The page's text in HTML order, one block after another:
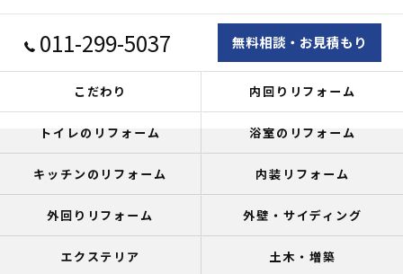
011-299-5037 無料相談・お見積もり
こだわり 内回りリフォーム
トイレのリフォーム 浴室のリフォーム
キッチンのリフォーム 内装リフォーム
外回りリフォーム 外壁・サイディング
エクステリア 土木・増築